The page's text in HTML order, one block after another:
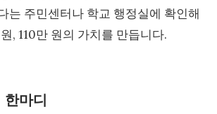
는 주민센터나 학교 행정실에 확인해
, 110만 원의 가치를 만듭니다.
한마디